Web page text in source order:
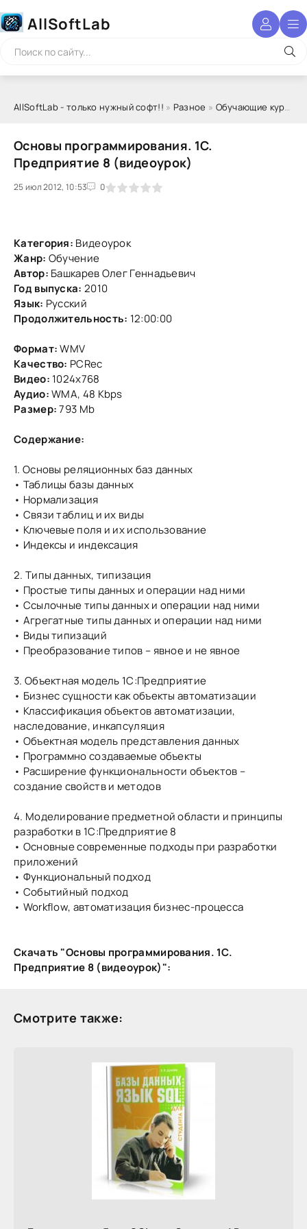
AllSoftLab
AllSoftLab - только нужный софт!! » Разное » Обучающие курсы
Основы программирования. 1С.
Предприятие 8 (видеоурок)
25 июл 2012, 10:53 0
1 2 3 4 5
Категория: Видеоурок
Жанр: Обучение
Автор: Башкарев Олег Геннадьевич
Год выпуска: 2010
Язык: Русский
Продолжительность: 12:00:00
Формат:WMV
Качество: PCRec
Видео: 1024х768
Аудио:WMA, 48 Kbps
Размер:793 Mb
Содержание:
1. Основы реляционных баз данных
• Таблицы базы данных
• Нормализация
• Связи таблиц и их виды
• Ключевые поля и их использование
• Индексы и индексация
2. Типы данных, типизация
• Простые типы данных и операции над ними
• Ссылочные типы данных и операции над ними
• Агрегатные типы данных и операции над ними
• Виды типизаций
• Преобразование типов – явное и не явное
3. Объектная модель 1С:Предприятие
• Бизнес сущности как объекты автоматизации
• Классификация объектов автоматизации,
наследование, инкапсуляция
• Объектная модель представления данных
• Программно создаваемые объекты
• Расширение функциональности объектов –
создание свойств и методов
4. Моделирование предметной области и принципы
разработки в 1С:Предприятие 8
• Основные современные подходы при разработки
приложений
• Функциональный подход
• Событийный подход
• Workflow, автоматизация бизнес-процесса
Скачать "Основы программирования. 1С.
Предприятие 8 (видеоурок)":
Смотрите также: